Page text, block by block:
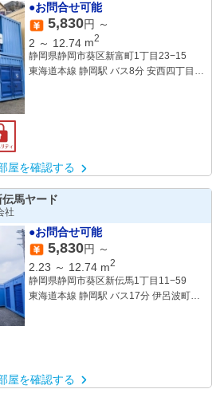
●お問合せ可能
5,830円 ～
2 ～ 12.74 m2
静岡県静岡市葵区新富町1丁目23−15
東海道本線 静岡駅 バス8分 安西四丁目下
屋を確認する
馬ヤード
社
●お問合せ可能
5,830円 ～
2.23 ～ 12.74 m2
静岡県静岡市葵区新伝馬1丁目11−59
東海道本線 静岡駅 バス17分 伊呂波町下
屋を確認する